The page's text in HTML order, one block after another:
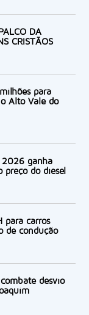
DA
CRISTÃOS
para
Alto Vale do
2026 ganha
preço do diesel
para carros
de condução
desvio